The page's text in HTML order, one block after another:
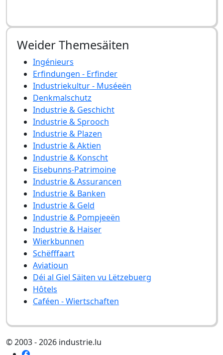
Weider Themesäiten
Ingénieurs
Erfindungen - Erfinder
Industriekultur - Muséeën
Denkmalschutz
Industrie & Geschicht
Industrie & Sprooch
Industrie & Plazen
Industrie & Aktien
Industrie & Konscht
Eisebunns-Patrimoine
Industrie & Assurancen
Industrie & Banken
Industrie & Geld
Industrie & Pompjeeën
Industrie & Haiser
Wierkbunnen
Schëfffaart
Aviatioun
Déi al Giel Säiten vu Lëtzebuerg
Hôtels
Caféen - Wiertschaften
© 2003 - 2026 industrie.lu